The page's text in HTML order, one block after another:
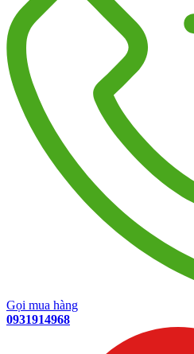
Gọi mua hàng
0931914968